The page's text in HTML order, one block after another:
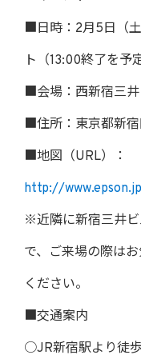
■日時：2月5日（
ト（13:00終了を予定
■会場：西新宿三
■住所：東京都新
■地図（URL）：
http://
※近隣に新宿三井
で、ご来場の際は
ください。
■交通案内
○JR新宿駅より徒